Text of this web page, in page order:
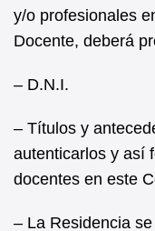
y/o profesionales
Docente, deberá
– D.N.I.
– Títulos y
autenticarlos y así
docentes en este
– La Residencia